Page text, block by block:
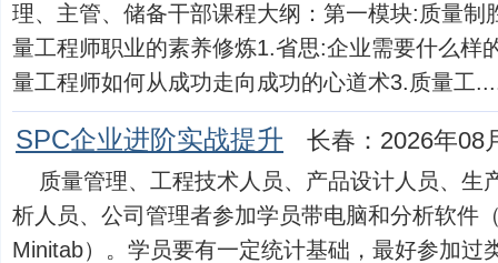
理、主管、储备干部课程大纲：第一模块:质量制
量工程师职业的素养修炼1.省思:企业需要什么样
量工程师如何从成功走向成功的心道术3.质量工
SPC企业进阶实战提升 长春：2026年08
质量管理、工程技术人员、产品设计人员、生
析人员、公司管理者参加学员带电脑和分析软件
Minitab）。学员要有一定统计基础，最好参加过